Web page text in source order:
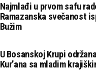
Najmlađi u prvom safu
Ramazanska svečanost
Bužim
U Bosanskoj Krupi
Kur’ana sa mladim